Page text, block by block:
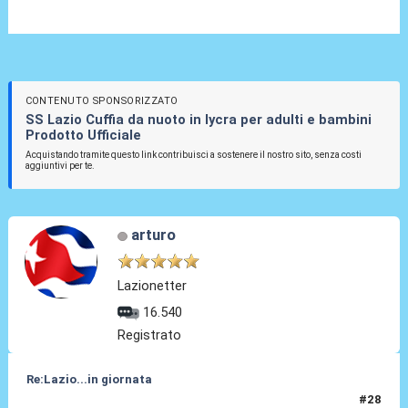
CONTENUTO SPONSORIZZATO
SS Lazio Cuffia da nuoto in lycra per adulti e bambini
Prodotto Ufficiale
Acquistando tramite questo link contribuisci a sostenere il nostro sito, senza costi
aggiuntivi per te.
arturo
Lazionetter
16.540
Registrato
Re:Lazio...in giornata
#28